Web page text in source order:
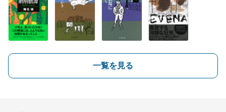
一覧を見る